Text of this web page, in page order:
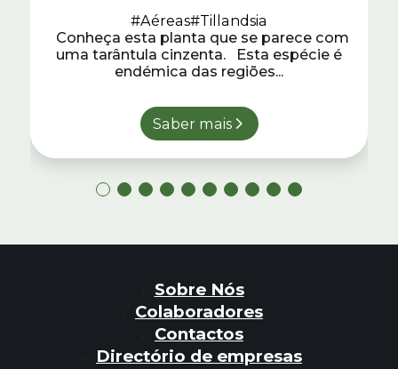
#Aéreas#Tillandsia
Conheça esta planta que se parece com
uma tarântula cinzenta. Esta espécie é
endémica das regiões...
Saber mais
Sobre Nós
Colaboradores
Contactos
Directório de empresas